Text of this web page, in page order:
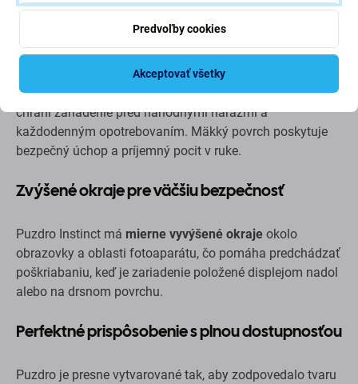
a pohodlný strih.
Odolný a flexibilný materiál
Flexibilná konštrukcia z TPU účinne absorbuje nárazy a
chráni zariadenie pred náhodnými nárazmi a
každodenným opotrebovaním. Mäkký povrch poskytuje
bezpečný úchop a príjemný pocit v ruke.
Zvýšené okraje pre väčšiu bezpečnosť
Puzdro Instinct má mierne vyvýšené okraje okolo
obrazovky a oblasti fotoaparátu, čo pomáha predchádzať
poškriabaniu, keď je zariadenie položené displejom nadol
alebo na drsnom povrchu.
Perfektné prispôsobenie s plnou dostupnosťou
Puzdro je presne vytvarované tak, aby zodpovedalo tvaru
Predvoľby cookies
Akceptovať všetky